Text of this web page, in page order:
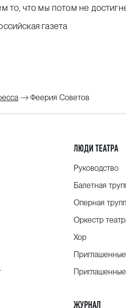
то, что мы потом не
газета
Феерия Советов
ЛЮДИ ТЕАТРА
Руководство
Балетная
Оперная
Оркестр
Хор
ЖУРНАЛ